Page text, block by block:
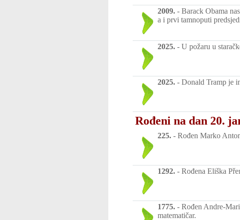
2009. - Barack Obama
a i prvi tamnoputi
2025. - U požaru u
2025. - Donald Tramp je
Rođeni na dan 20.
225. - Rođen Marko
1292. - Rođena Eliška
1775. - Rođen Andre-
matematičar.